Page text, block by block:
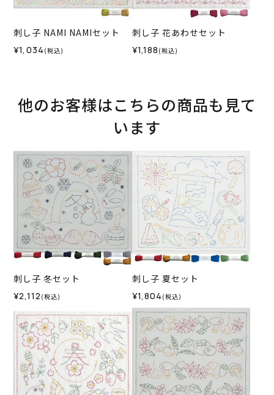
刺し子 NAMI NAMIセット
¥1,034 (税込)
刺し子 花あわせセット
¥1,188 (税込)
他のお客様はこちらの商品も見て
います
刺し子 冬セット
¥2,112 (税込)
刺し子 夏セット
¥1,804 (税込)